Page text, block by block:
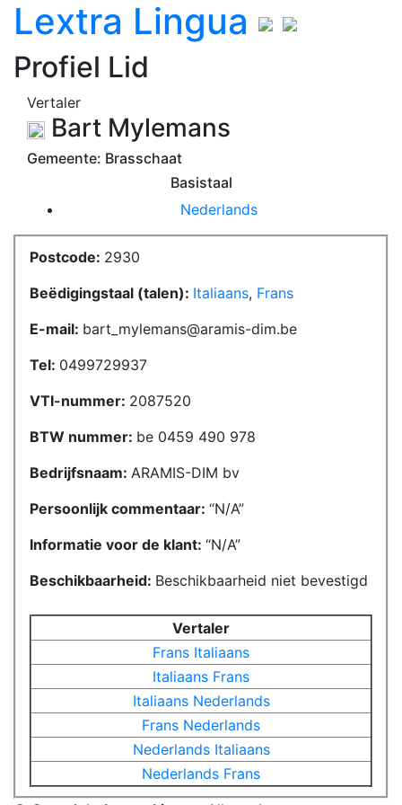
Lextra Lingua
Profiel Lid
Vertaler
Bart Mylemans
Gemeente: Brasschaat
Basistaal
Nederlands
Postcode: 2930
Beëdigingstaal (talen): Italiaans, Frans
E-mail: bart_mylemans@aramis-dim.be
Tel: 0499729937
VTI-nummer: 2087520
BTW nummer: be 0459 490 978
Bedrijfsnaam: ARAMIS-DIM bv
Persoonlijk commentaar: N/A
Informatie voor de klant: N/A
Beschikbaarheid: Beschikbaarheid niet bevestigd
Vertaler
Frans Italiaans
Italiaans Frans
Italiaans Nederlands
Frans Nederlands
Nederlands Italiaans
Nederlands Frans